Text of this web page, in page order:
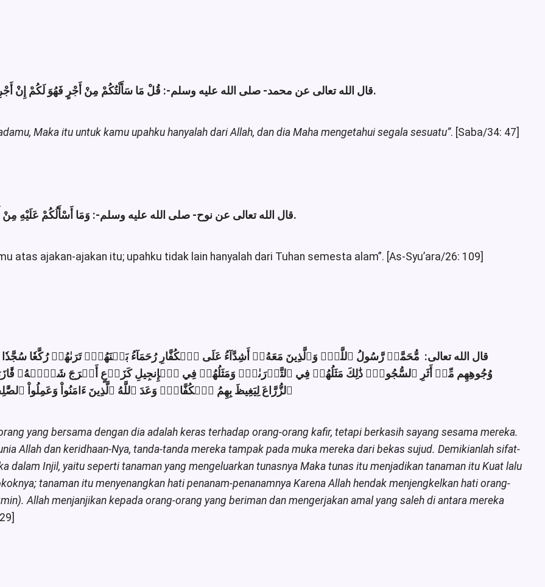
قال الله تعالى عن محمد- صلى الله عليه وسلم-: قُلْ مَا سَأَلْتُكُمْ مِنْ أَجْرٍ فَهُوَ لَكُمْ إِنْ أَجْرِيَ إِلَّا عَلَى اللَّهِ وَهُوَ عَلَى كُلِّ شَيْءٍ شَهِيدٌ [سبأ/47].
Maka itu untuk kamu upahku hanyalah dari Allah, dan dia Maha mengetahui segala sesuatu”. [Saba/34: 47]
قال الله تعالى عن نوح- صلى الله عليه وسلم-: وَمَا أَسْأَلُكُمْ عَلَيْهِ مِنْ أَجْرٍ إِنْ أَجْرِيَ إِلَّا عَلَى رَبِّ الْعَالَمِينَ [الشعراء/109].
atas ajakan-ajakan itu; upahku tidak lain hanyalah dari Tuhan semesta alam”. [As-Syu’ara/26: 109]
قال الله تعالى: مُّحَمَّدٞ رَّسُولُ ٱللَّهِۚ وَٱلَّذِينَ مَعَهُۥٓ أَشِدَّآءُ عَلَى ٱلۡكُفَّارِ رُحَمَآءُ بَيۡنَهُمۡۖ تَرَىٰهُمۡ رُكَّعٗا
وُجُوهِهِم مِّنۡ أَثَرِ ٱلسُّجُودِۚ ذَٰلِكَ مَثَلُهُمۡ فِي ٱلتَّوۡرَىٰةِۚ وَمَثَلُهُمۡ فِي ٱلۡإِنجِيلِ كَزَرۡعٍ أَخۡرَجَ شَطۡ‍َٔهُۥ
ٱلزُّرَّاعَ لِيَغِيظَ بِهِمُ ٱلۡكُفَّارَۗ وَعَدَ ٱللَّهُ ٱلَّذِينَ ءَامَنُواْ وَعَمِلُواْ
yang bersama dengan dia adalah keras terhadap orang-orang kafir, tetapi berkasih sayang sesama mereka.
Allah dan keridhaan-Nya, tanda-tanda mereka tampak pada muka mereka dari bekas sujud. Demikianlah sifat-
dalam Injil, yaitu seperti tanaman yang mengeluarkan tunasnya Maka tunas itu menjadikan tanaman itu Kuat lalu
tanaman itu menyenangkan hati penanam-penanamnya Karena Allah hendak menjengkelkan hati orang-
Allah menjanjikan kepada orang-orang yang beriman dan mengerjakan amal yang saleh di antara mereka